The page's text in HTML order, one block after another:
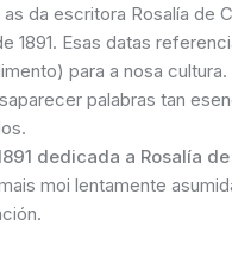
as da escritora Rosalía
1891. Esas datas
para a nosa
palabras tan
dedicada a Rosalía
moi lentamente